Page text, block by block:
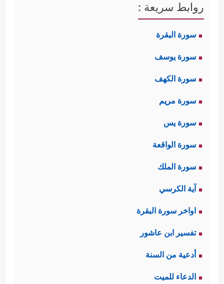
روابط سريعة :
سورة البقرة
سورة يوسف
سورة الكهف
سورة مريم
سورة يس
سورة الواقعة
سورة الملك
آية الكرسي
اواخر سورة البقرة
تفسير ابن عاشور
أدعية من السنة
الدعاء للميت